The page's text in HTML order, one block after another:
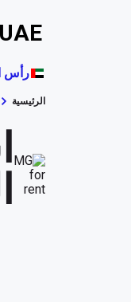
رأس
الرئيسية